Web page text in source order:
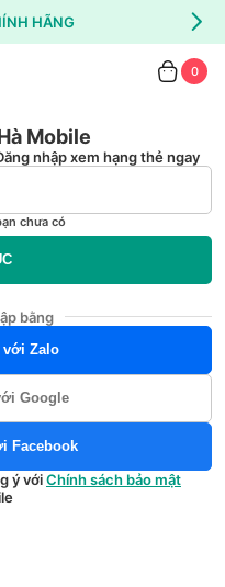
HÃNG
0
Mobile
nhập xem hạng thẻ ngay
chưa có
bằng
với Zalo
Google
Facebook
ý vớiChính sách bảo mật